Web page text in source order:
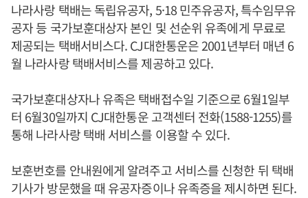
나라사랑 택배는 독립유공자, 5·18 민주유공자, 특수임무유
공자 등 국가보훈대상자 본인 및 선순위 유족에게 무료로
제공되는 택배서비스다. CJ대한통운은 2001년부터 매년 6
월 나라사랑 택배서비스를 제공하고 있다.
국가보훈대상자나 유족은 택배접수일 기준으로 6월1일부
터 6월30일까지 CJ대한통운 고객센터 전화(1588-1255)를
통해 나라사랑 택배 서비스를 이용할 수 있다.
보훈번호를 안내원에게 알려주고 서비스를 신청한 뒤 택배
기사가 방문했을 때 유공자증이나 유족증을 제시하면 된다.